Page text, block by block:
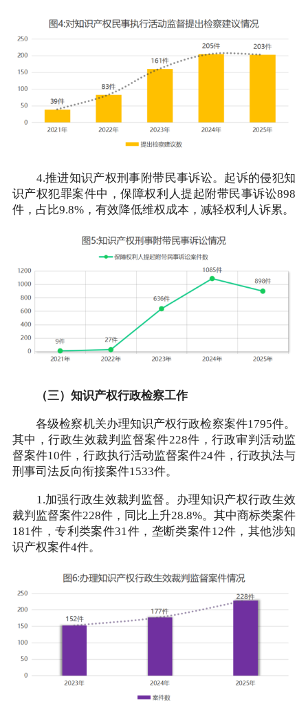
4.推进知识产权刑事附带民事诉讼。起诉的侵犯知
识产权犯罪案件中，保障权利人提起附带民事诉讼898
件，占比9.8%，有效降低维权成本，减轻权利人诉累。
（三）知识产权行政检察工作
各级检察机关办理知识产权行政检察案件1795件。
其中，行政生效裁判监督案件228件，行政审判活动监
督案件10件，行政执行活动监督案件24件，行政执法与
刑事司法反向衔接案件1533件。
1.加强行政生效裁判监督。办理知识产权行政生效
裁判监督案件228件，同比上升28.8%。其中商标类案件
181件，专利类案件31件，垄断类案件12件，其他涉知
识产权案件4件。